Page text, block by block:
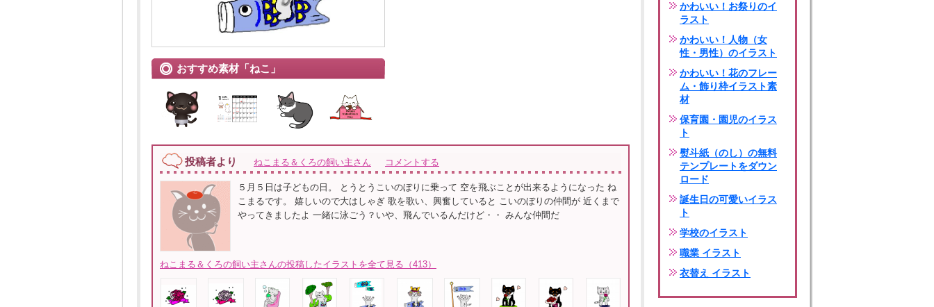
おすすめ素材「ねこ」
投稿者より ねこまる＆くろの飼い主さん コメントする
５月５日は子どもの日。 とうとうこいのぼりに乗って 空を飛ぶことが出来るようになった ね
こまるです。 嬉しいので大はしゃぎ 歌を歌い、興奮していると こいのぼりの仲間が 近くまで
やってきましたよ 一緒に泳ごう？いや、飛んでいるんだけど・・ みんな仲間だ
ねこまる＆くろの飼い主さんの投稿したイラストを全て見る（413）
かわいい！お祭りのイ
ラスト
かわいい！人物（女
性・男性）のイラスト
かわいい！花のフレー
ム・飾り枠イラスト素
材
保育園・園児のイラス
ト
熨斗紙（のし）の無料
テンプレートをダウン
ロード
誕生日の可愛いイラス
ト
学校のイラスト
職業 イラスト
衣替え イラスト